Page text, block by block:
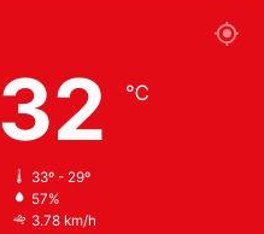
32 ℃
33º - 29º
57%
3.78 km/h